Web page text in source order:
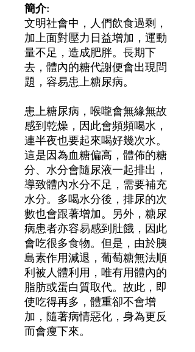
簡介:
文明社會中，人們飲食過剩，
加上面對壓力日益增加，運動
量不足，造成肥胖。長期下
去，體內的糖代謝便會出現問
題，容易患上糖尿病。
患上糖尿病，喉嚨會無緣無故
感到乾燥，因此會頻頻喝水，
連半夜也要起來喝好幾次水。
這是因為血糖偏高，體佈的糖
分、水分會隨尿液一起排出，
導致體內水分不足，需要補充
水分。多喝水分後，排尿的次
數也會跟著增加。另外，糖尿
病患者亦容易感到肚餓，因此
會吃很多食物。但是，由於胰
島素作用減退，葡萄糖無法順
利被人體利用，唯有用體內的
脂肪或蛋白質取代。故此，即
使吃得再多，體重卻不會增
加，隨著病情惡化，身為更反
而會瘦下來。